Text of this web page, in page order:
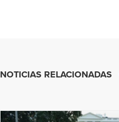
NOTICIAS RELACIONADAS